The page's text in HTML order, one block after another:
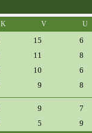
K V U
15
6
11
8
10
6
9 8
9
7
5 9